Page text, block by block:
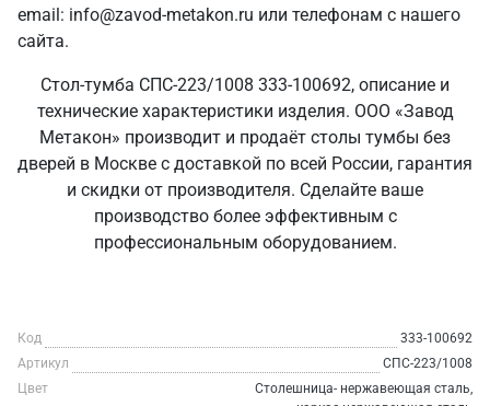
email: info@zavod-metakon.ru или телефонам с нашего
сайта.
Стол-тумба СПС-223/1008 333-100692, описание и
технические характеристики изделия. ООО «Завод
Метакон» производит и продаёт столы тумбы без
дверей в Москве с доставкой по всей России, гарантия
и скидки от производителя. Сделайте ваше
производство более эффективным с
профессиональным оборудованием.
Код
333-100692
Артикул
СПС-223/1008
Цвет
Столешница- нержавеющая сталь,